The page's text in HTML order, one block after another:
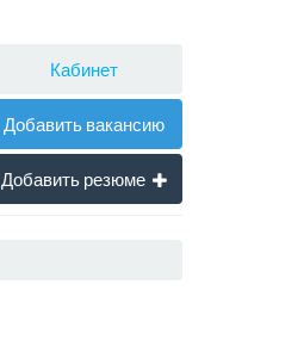
Кабинет
Добавить вакансию
Добавить резюме